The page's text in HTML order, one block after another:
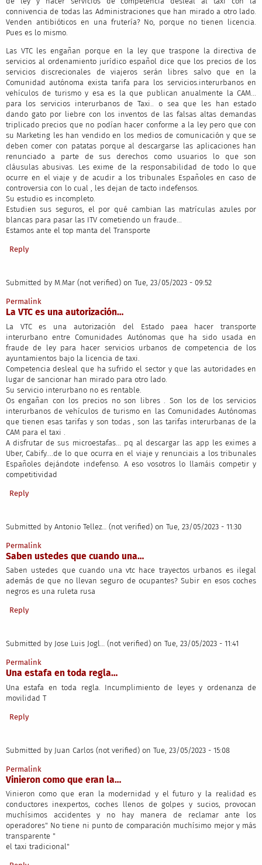
connivencia de todas las Administraciones que han mirado a otro lado.
Venden antibióticos en una frutería? No, porque no tienen licencia.
Pues es lo mismo.
Las VTC les engañan porque en la ley que traspone la directiva de
servicios al ordenamiento jurídico español dice que los precios de los
servicios discrecionales de viajeros serán libres salvo que en la
Comunidad autónoma exista tarifa para los servicios.interurbanos en
vehículos de turismo y esa es la que publican anualmente la CAM...
para los servicios interurbanos de Taxi.. o sea que les han estado
dando gato por liebre con los inventos de las falsas altas demandas
triplicado precios que no podían hacer conforme a la ley pero que con
su Marketing les han vendido en los medios de comunicación y que se
deben comer con patatas porque al descargarse las aplicaciones han
renunciado a parte de sus derechos como usuarios lo que son
cláusulas abusivas. Les exime de la responsabilidad de todo lo que
ocurre en el viaje y de acudir a los tribunales Españoles en caso de
controversia con lo cual , les dejan de tacto indefensos.
Su estudio es incompleto.
Estudien sus seguros, el por qué cambian las matrículas azules por
blancas para pasar las ITV cometiendo un fraude...
Estamos ante el top manta del Transporte
Reply
Submitted by M.Mar (not verified) on Tue, 23/05/2023 - 09:52
Permalink
La VTC es una autorización…
La VTC es una autorización del Estado paea hacer transporte
interurbano entre Comunidades Autónomas que ha sido usada en
fraude de ley para hacer servicios urbanos de competencia de los
ayuntamientos bajo la licencia de taxi.
Competencia desleal que ha sufrido el sector y que las autoridades en
lugar de sancionar han mirado para otro lado.
Su servicio interurbano no es rentable.
Os engañan con los precios no son libres . Son los de los servicios
interurbanos de vehículos de turismo en las Comunidades Autónomas
que tienen esas tarifas y son todas , son las tarifas interurbanas de la
CAM para el taxi .
A disfrutar de sus microestafas... pq al descargar las app les eximes a
Uber, Cabify....de lo que ocurra en el viaje y renunciais a los tribunales
Españoles dejándote indefenso. A eso vosotros lo llamáis competir y
competitividad
Reply
Submitted by Antonio Tellez… (not verified) on Tue, 23/05/2023 - 11:30
Permalink
Saben ustedes que cuando una…
Saben ustedes que cuando una vtc hace trayectos urbanos es ilegal
además de que no llevan seguro de ocupantes? Subir en esos coches
negros es una ruleta rusa
Reply
Submitted by Jose Luis Jogl… (not verified) on Tue, 23/05/2023 - 11:41
Permalink
Una estafa en toda regla…
Una estafa en toda regla. Incumplimiento de leyes y ordenanza de
movilidad T
Reply
Submitted by Juan Carlos (not verified) on Tue, 23/05/2023 - 15:08
Permalink
Vinieron como que eran la…
Vinieron como que eran la modernidad y el futuro y la realidad es
conductores inexpertos, coches llenos de golpes y sucios, provocan
muchísimos accidentes y no hay manera de reclamar ante los
operadores" No tiene ni punto de comparación muchísimo mejor y más
transparente "
el taxi tradicional"